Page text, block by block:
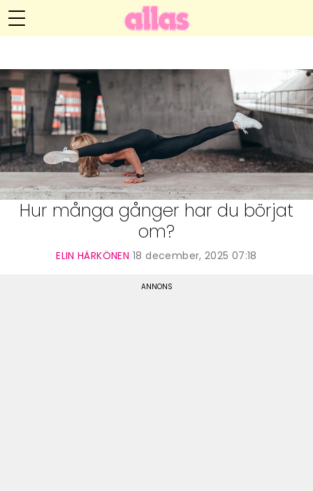
Hälsa
Relationer
Handarbete
Elin Härkönens blogg
Hem
Om Elin
Kategorier
Arkiv
Kontakt
Hur många gånger har du börjat
om?
ELIN HÄRKÖNEN 18 december, 2025 07:18